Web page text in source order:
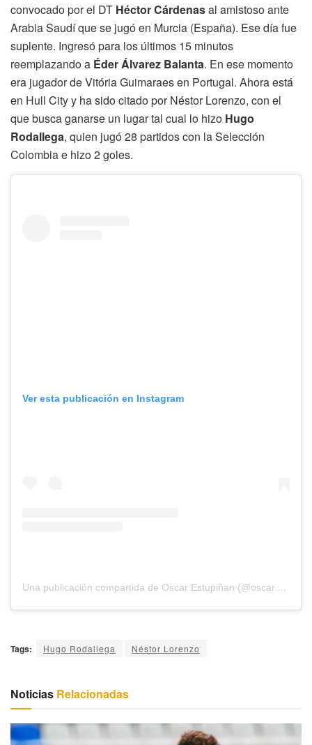
convocado por el DT Héctor Cárdenasal amistoso ante
Arabia Saudí que se jugó en Murcia (España). Ese día fue
suplente. Ingresó para los últimos 15 minutos
reemplazando a Éder Álvarez Balanta. En ese momento
era jugador de Vitória Guimaraes en Portugal. Ahora está
en Hull City y ha sido citado por Néstor Lorenzo, con el
que busca ganarse un lugar tal cual lo hizo Hugo
Rodallega, quien jugó 28 partidos con la Selección
Colombia e hizo 2 goles.
Ver esta publicación en Instagram
Una publicación compartida de Oscar Estupiñan (@oscar.estupinan19)
Tags: Hugo Rodallega Néstor Lorenzo
Noticias Relacionadas